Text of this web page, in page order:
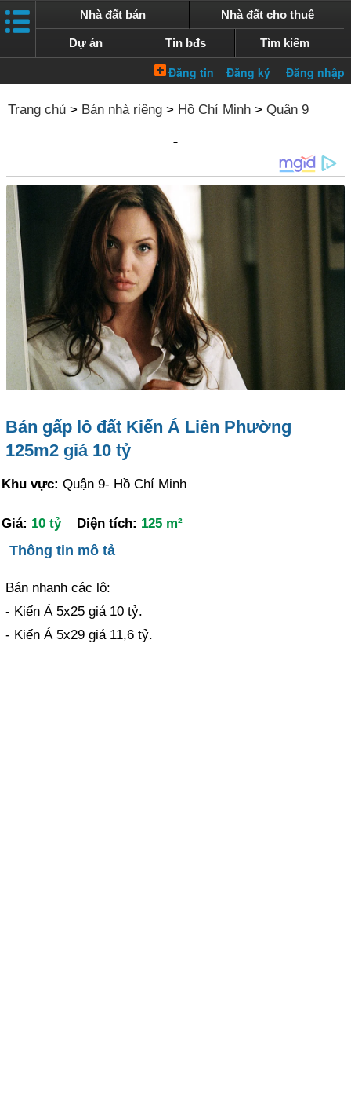
Nhà đất bán Nhà đất cho thuê
Dự án Tin bđs Tìm kiếm
Trang chủ > Bán nhà riêng > Hồ Chí Minh > Quận 9
Bán gấp lô đất Kiến Á Liên Phường
125m2 giá 10 tỷ
Khu vực: Quận 9- Hồ Chí Minh
Giá: 10 tỷ Diện tích: 125 m²
Thông tin mô tả
Bán nhanh các lô:
- Kiến Á 5x25 giá 10 tỷ.
- Kiến Á 5x29 giá 11,6 tỷ.